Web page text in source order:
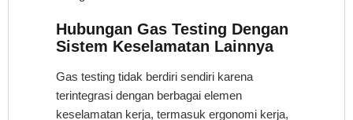
Hubungan Gas Testing Dengan
Sistem Keselamatan Lainnya
Gas testing tidak berdiri sendiri karena
terintegrasi dengan berbagai elemen
keselamatan kerja, termasuk ergonomi kerja,